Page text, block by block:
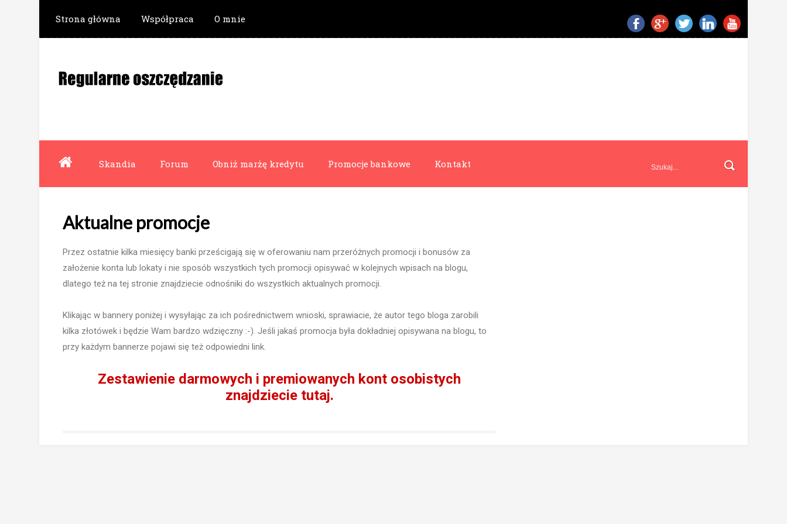
Strona główna Współpraca O mnie
Skandia Forum Obniż marżę kredytu Promocje bankowe Kontakt
Aktualne promocje
Przez ostatnie kilka miesięcy banki prześcigają się w oferowaniu nam przeróżnych promocji i bonusów za
założenie konta lub lokaty i nie sposób wszystkich tych promocji opisywać w kolejnych wpisach na blogu,
dlatego też na tej stronie znajdziecie odnośniki do wszystkich aktualnych promocji.
Klikając w bannery poniżej i wysyłając za ich pośrednictwem wnioski, sprawiacie, że autor tego bloga zarobili
kilka złotówek i będzie Wam bardzo wdzięczny :-). Jeśli jakaś promocja była dokładniej opisywana na blogu, to
przy każdym bannerze pojawi się też odpowiedni link.
Zestawienie darmowych i premiowanych kont osobistych
znajdziecie tutaj.